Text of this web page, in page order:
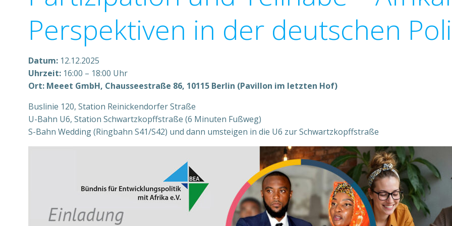
Perspektiven in der deutschen
Datum: 12.12.2025
Uhrzeit: 16:00 – 18:00 Uhr
Ort: Meeet GmbH, Chausseestraße 86, 10115 Berlin (Pavillon im letzten Hof)
Buslinie 120, Station Reinickendorfer Straße
U-Bahn U6, Station Schwartzkopffstraße (6 Minuten Fußweg)
S-Bahn Wedding (Ringbahn S41/S42) und dann umsteigen in die U6 zur Schwartzkopffstraße